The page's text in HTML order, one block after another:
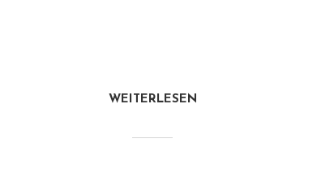
WEITERLESEN